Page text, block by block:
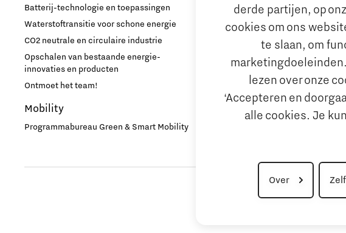
derde partijen, op
cookies om ons
te slaan, om
lezen over onze
‘Accepteren en
alle cookies. Je
Over
Batterij-technologie en toepassingen
Waterstoftransitie voor schone energie
CO2 neutrale en circulaire industrie
Opschalen van bestaande energie-
innovaties en producten
Ontmoet het team!
Mobility
Programmabureau Green & Smart Mobility
Aantrekken en behouden van
Internationaal talent
behouden
Hoe werken de jobportals
Reskilling in Brainport
Internationaal Ondernemen